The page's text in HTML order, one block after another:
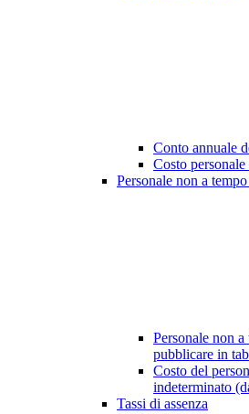
Conto annuale
Costo
Personale non a
Personale non
pubblicare in
Costo del
indeterminato
Tassi di assenza